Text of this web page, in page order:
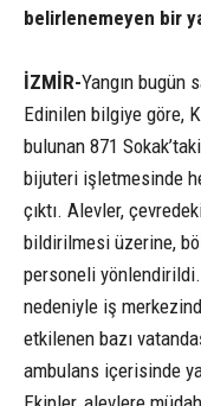
belirlenemeyen bir
İZMİR-Yangın bugün
Edinilen bilgiye göre,
bulunan 871
bijuteri işletmesinde
çıktı. Alevler,
bildirilmesi üzerine,
personeli yönlendirildi.
nedeniyle iş
etkilenen bazı
ambulans içerisinde